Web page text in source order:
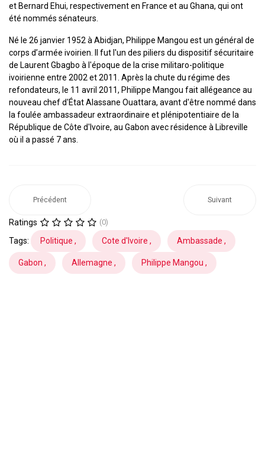
et Bernard Ehui, respectivement en France et au Ghana, qui ont
été nommés sénateurs.
Né le 26 janvier 1952 à Abidjan, Philippe Mangou est un général de
corps d’armée ivoirien. Il fut l'un des piliers du dispositif sécuritaire
de Laurent Gbagbo à l'époque de la crise militaro-politique
ivoirienne entre 2002 et 2011. Après la chute du régime des
refondateurs, le 11 avril 2011, Philippe Mangou fait allégeance au
nouveau chef d'État Alassane Ouattara, avant d'être nommé dans
la foulée ambassadeur extraordinaire et plénipotentiaire de la
République de Côte d'Ivoire, au Gabon avec résidence à Libreville
où il a passé 7 ans.
Précédent Suivant
Ratings (0)
Tags: Politique , Cote d'Ivoire , Ambassade ,
Gabon , Allemagne , Philippe Mangou ,